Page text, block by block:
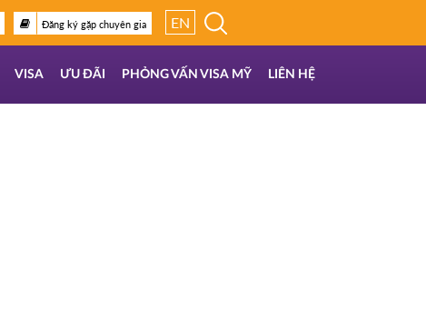
Đăng ký gặp chuyên gia EN
VISA ƯU ĐÃI PHỎNG VẤN VISA MỸ LIÊN HỆ